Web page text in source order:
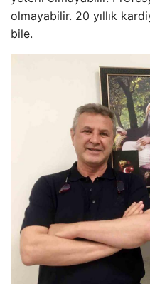
olmayabilir. 20 yıllık
bile.